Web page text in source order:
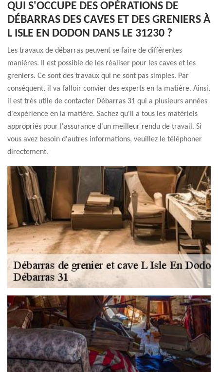
QUI S'OCCUPE DES OPÉRATIONS DE
DÉBARRAS DES CAVES ET DES GRENIERS À
L ISLE EN DODON DANS LE 31230 ?
Les travaux de débarras peuvent se faire de différentes
manières. Il est possible de les réaliser pour les caves et les
greniers. Ce sont des travaux qui ne sont pas simples. Par
conséquent, il va falloir convier des experts en la matière. Ainsi,
il est très utile de contacter Débarras 31 qui a plusieurs années
d'expérience en la matière. Sachez qu'il a tous les matériels
appropriés pour l'assurance d'un meilleur rendu de travail. Si
vous avez besoin d'autres informations, veuillez le téléphoner
directement.